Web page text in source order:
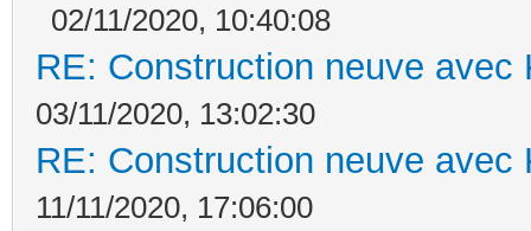
02/11/2020, 10:40:08
RE: Construction neuve avec
03/11/2020, 13:02:30
RE: Construction neuve avec
11/11/2020, 17:06:00